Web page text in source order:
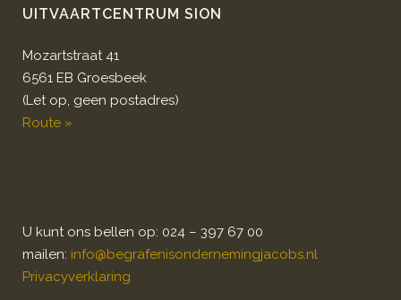
UITVAARTCENTRUM SION
Mozartstraat 41
6561 EB Groesbeek
(Let op, geen postadres)
Route »
U kunt ons bellen op: 024 – 397 67 00
mailen: info@begrafenisondernemingjacobs.nl
Privacyverklaring